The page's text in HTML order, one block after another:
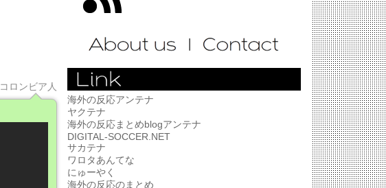
コロンビア人
海外の反応アンテナ
ヤクテナ
海外の反応まとめblogアンテナ
DIGITAL-SOCCER.NET
サカテナ
ワロタあんてな
にゅーやく
海外の反応のまとめ